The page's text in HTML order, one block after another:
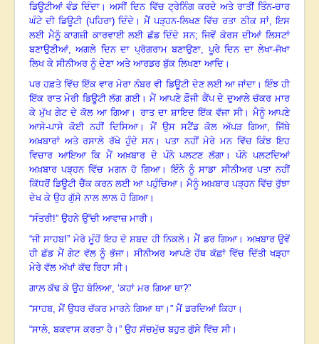
ਡਿਊਟੀਆਂ ਵੰਡ ਦਿੰਦਾ ।ਅਸੀਂ ਦਿਨ ਵਿੱਚ ਟ੍ਰੇਨਿੰਗ ਕਰਦੇ ਅਤੇ ਰਾਤੀਂ ਤਿੰਨ-ਚਾਰ
ਘੰਟੇ ਦੀ ਡਿਊਟੀ (ਪਹਿਰਾ) ਦਿੰਦੇ। ਮੈਂ ਪੜ੍ਹਨ-ਲਿਖਣ ਵਿੱਚ ਰਤਾ ਠੀਕ ਸਾਂ, ਇਸ
ਲਈ ਮੈਨੂੰ ਕਾਗਜ਼ੀ ਕਾਰਵਾਈ ਲਈ ਛੱਡ ਦਿੰਦੇ ਸਨ;ਜਿਵੇਂ ਕੋਰਸ ਦੀਆਂ ਲਿਸਟਾਂ
ਬਣਾਉਣੀਆਂ,ਅਗਲੇ ਦਿਨ ਦਾ ਪ੍ਰੋਗਰਾਮ ਬਣਾਉਣਾ, ਪੂਰੇ ਦਿਨ ਦਾ ਲੇਖਾ-ਜੋਖਾ
ਲਿਖ ਕੇ ਸੀਨੀਅਰ ਨੂੰ ਦੇਣਾ ਅਤੇ ਆਰਡਰ ਬੁੱਕ ਲਿਖਣਾ ਆਦਿ ।
ਪਰ ਹਫ਼ਤੇ ਵਿੱਚ ਇੱਕ ਵਾਰ ਮੇਰਾ ਨੰਬਰ ਵੀ ਡਿਊਟੀ ਦੇਣ ਲਈ ਆ ਜਾਂਦਾ।ਇੰਝ ਹੀ
ਇੱਕ ਰਾਤ ਮੇਰੀ ਡਿਊਟੀ ਲੱਗ ਗਈ।ਮੈਂ ਆਪਣੇ ਫ਼ੌਜੀ ਕੈਂਪ ਦੇ ਦੁਆਲੇ ਚੱਕਰ ਮਾਰ
ਕੇ ਮੁੱਖ ਗੇਟ ਦੇ ਕੋਲ ਆ ਗਿਆ। ਰਾਤ ਦਾ ਸ਼ਾਇਦ ਇੱਕ ਵੱਜਾ ਸੀ। ਮੈਨੂੰ ਆਪਣੇ
ਆਸੇ-ਪਾਸੇ ਕੋਈ ਨਹੀਂ ਦਿਸਿਆ। ਮੈਂ ਉਸ ਸਟੈਂਡ ਕੋਲ ਅੱਪੜ ਗਿਆ, ਜਿੱਥੇ
ਅਖ਼ਬਾਰਾਂ ਅਤੇ ਰਸਾਲੇ ਰੱਖੇ ਹੁੰਦੇ ਸਨ।ਪਤਾ ਨਹੀਂ ਮੇਰੇ ਮਨ ਵਿੱਚ ਕਿੰਝ ਇਹ
ਵਿਚਾਰ ਆਇਆ ਕਿ ਮੈਂ ਅਖ਼ਬਾਰ ਦੇ ਪੰਨੇ ਪਲਟਣ ਲੱਗਾ।ਪੰਨੇ ਪਲਟਦਿਆਂ
ਅਖ਼ਬਾਰ ਪੜ੍ਹਨ ਵਿੱਚ ਮਗਨ ਹੋ ਗਿਆ।ਇੰਨੇ ਨੂੰ ਸਾਡਾ ਸੀਨੀਅਰ ਪਤਾ ਨਹੀਂ
ਕਿੱਧਰੋਂ ਡਿਊਟੀ ਚੈੱਕ ਕਰਨ ਲਈ ਆ ਪਹੁੰਚਿਆ। ਮੈਨੂੰ ਅਖ਼ਬਾਰ ਪੜ੍ਹਨ ਵਿੱਚ ਰੁੱਝਾ
ਦੇਖ ਕੇ ਉਹ ਗੁੱਸੇ ਨਾਲ ਲਾਲ ਹੋ ਗਿਆ।
“ਸੰਤਰੀ!” ਉਹਨੇ ਉੱਚੀ ਆਵਾਜ਼ ਮਾਰੀ।
“ਜੀ ਸਾਹਬ!” ਮੇਰੇ ਮੂੰਹੋਂ ਇਹ ਦੋ ਸ਼ਬਦ ਹੀ ਨਿਕਲੇ ।ਮੈਂ ਡਰ ਗਿਆ। ਅਖ਼ਬਾਰ ਉਵੇਂ
ਹੀ ਛੱਡ ਮੈਂ ਗੇਟ ਵੱਲ ਨੂੰ ਭੱਜਾ।ਸੀਨੀਅਰ ਆਪਣੇ ਹੱਥ ਕੱਛਾਂ ਵਿੱਚ ਦਿੱਤੀ ਖੜ੍ਹਾ
ਮੇਰੇ ਵੱਲ ਅੱਖਾਂ ਕੱਢ ਰਿਹਾ ਸੀ।
ਗਾਲ਼ ਕੱਢ ਕੇ ਉਹ ਬੋਲਿਆ, ‘ਕਹਾਂ ਮਰ ਗਿਆ ਥਾ?”
“ਸਾਹਬ, ਮੈਂ ਉਧਰ ਚੱਕਰ ਮਾਰਨੇ ਗਿਆ ਥਾ । ” ਮੈਂ ਡਰਦਿਆਂ ਕਿਹਾ ।
“ਸਾਲੇ, ਬਕਵਾਸ ਕਰਤਾ ਹੈ । ” ਉਹ ਸੱਚਮੁੱਚ ਬਹੁਤ ਗੁੱਸੇ ਵਿੱਚ ਸੀ।